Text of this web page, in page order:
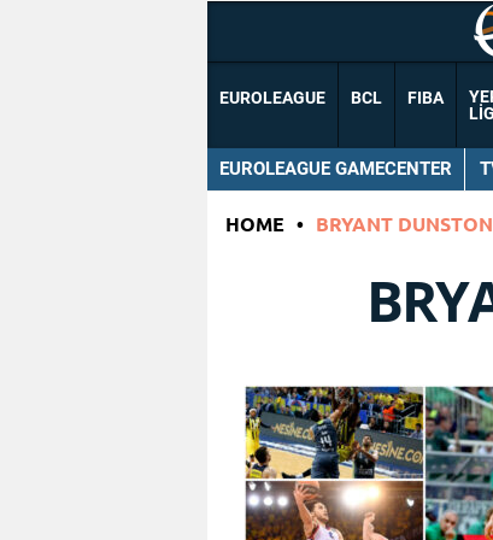
EUROLEAGUE BCL FIBA
EUROLEAGUE GAMECENTER
HOME • BRYANT DUNSTON